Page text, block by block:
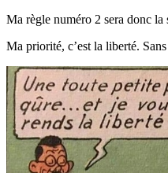
Ma règle numéro 2 sera donc
Ma priorité, c’est la liberté.